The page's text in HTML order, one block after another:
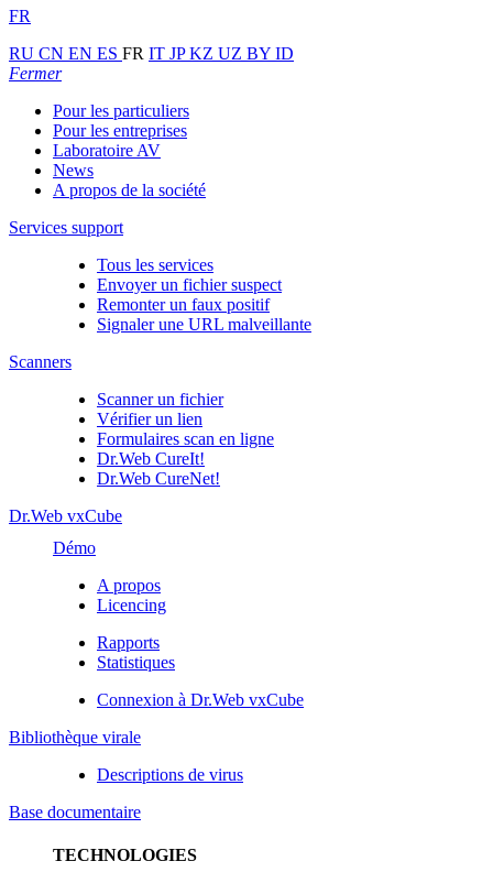
FR
RU CN EN ES FR IT JPKZ UZ BY ID
Fermer
Pour les particuliers
Pour les entreprises
Laboratoire AV
News
A propos de la société
Services support
Tous les services
Envoyer un fichier suspect
Remonter un faux positif
Signaler une URL malveillante
Scanners
Scanner un fichier
Vérifier un lien
Formulaires scan en ligne
Dr.Web CureIt!
Dr.Web CureNet!
Dr.Web vxCube
Démo
A propos
Licencing
Rapports
Statistiques
Connexion à Dr.Web vxCube
Bibliothèque virale
Descriptions de virus
Base documentaire
TECHNOLOGIES